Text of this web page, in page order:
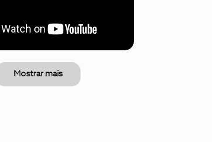
Mostrar mais